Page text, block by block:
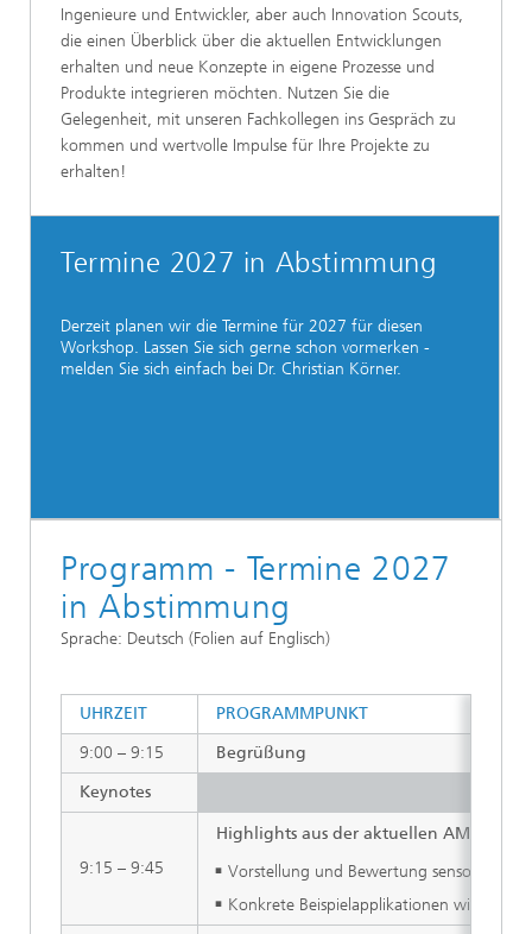
Ingenieure und Entwickler, aber auch Innovation Scouts,
die einen Überblick über die aktuellen Entwicklungen
erhalten und neue Konzepte in eigene Prozesse und
Produkte integrieren möchten. Nutzen Sie die
Gelegenheit, mit unseren Fachkollegen ins Gespräch zu
kommen und wertvolle Impulse für Ihre Projekte zu
erhalten!
Termine 2027 in Abstimmung
Derzeit planen wir die Termine für 2027 für diesen
Workshop. Lassen Sie sich gerne schon vormerken -
melden Sie sich einfach bei Dr. Christian Körner.
Programm - Termine 2027
in Abstimmung
Sprache: Deutsch (Folien auf Englisch)
PROGRAMMPUNKT
Begrüßung
Highlights aus der aktuellen AMA-
Vorstellung und Bewertung sensorischer
Konkrete Beispielapplikationen wie
UHRZEIT
9:00 – 9:15
Keynotes
9:15 – 9:45